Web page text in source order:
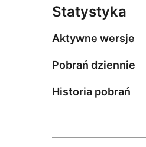
Statystyka
Aktywne wersje
Pobrań dziennie
Historia pobrań